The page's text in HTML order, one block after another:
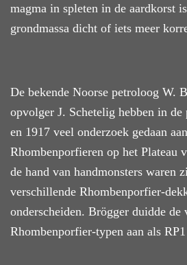
magma in spleten in de aardkorst
grondmassa dicht of iets meer
De bekende Noorse petroloog W.
opvolger J. Schetelig hebben in de
en 1917 veel onderzoek gedaan
Rhombenporfieren op het Plateau
de hand van handmonsters waren
verschillende Rhombenporfier-
onderscheiden. Brögger duidde de
Rhombenporfier-typen aan als